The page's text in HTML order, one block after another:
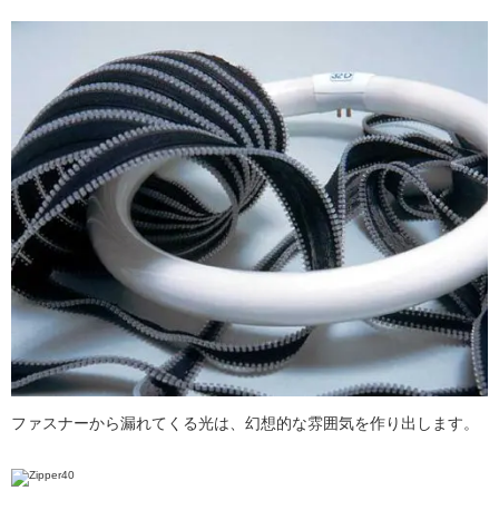
ファスナーから漏れてくる光は、幻想的な雰囲気を作り出します。